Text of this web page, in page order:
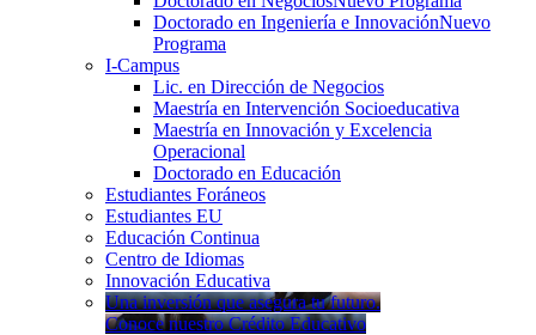
Doctorado en Ingeniería e InnovaciónNuevo
Programa
I-Campus
Lic. en Dirección de Negocios
Maestría en Intervención Socioeducativa
Maestría en Innovación y Excelencia
Operacional
Doctorado en Educación
Estudiantes Foráneos
Estudiantes EU
Educación Continua
Centro de Idiomas
Innovación Educativa
Una inversión que asegura tu futuro.
Conoce nuestro Crédito Educativo